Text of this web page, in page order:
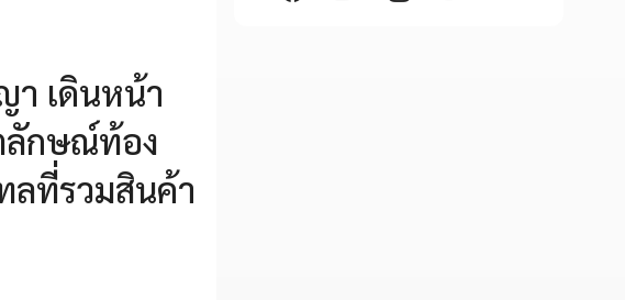
า เดินหน้า
ลักษณ์ท้อง
ลที่รวมสินค้า